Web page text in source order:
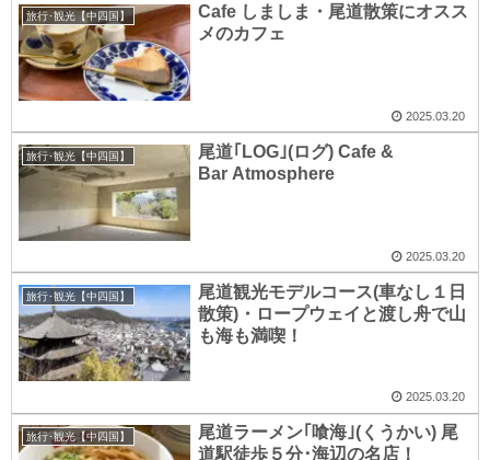
旅行･観光【中四国】
Cafe しましま・尾道散策にオスス
メのカフェ
2025.03.20
旅行･観光【中四国】
尾道｢LOG｣(ログ) Cafe &
Bar Atmosphere
2025.03.20
旅行･観光【中四国】
尾道観光モデルコース(車なし１日
散策)・ロープウェイと渡し舟で山
も海も満喫！
2025.03.20
旅行･観光【中四国】
尾道ラーメン｢喰海｣(くうかい) 尾
道駅徒歩５分･海辺の名店！